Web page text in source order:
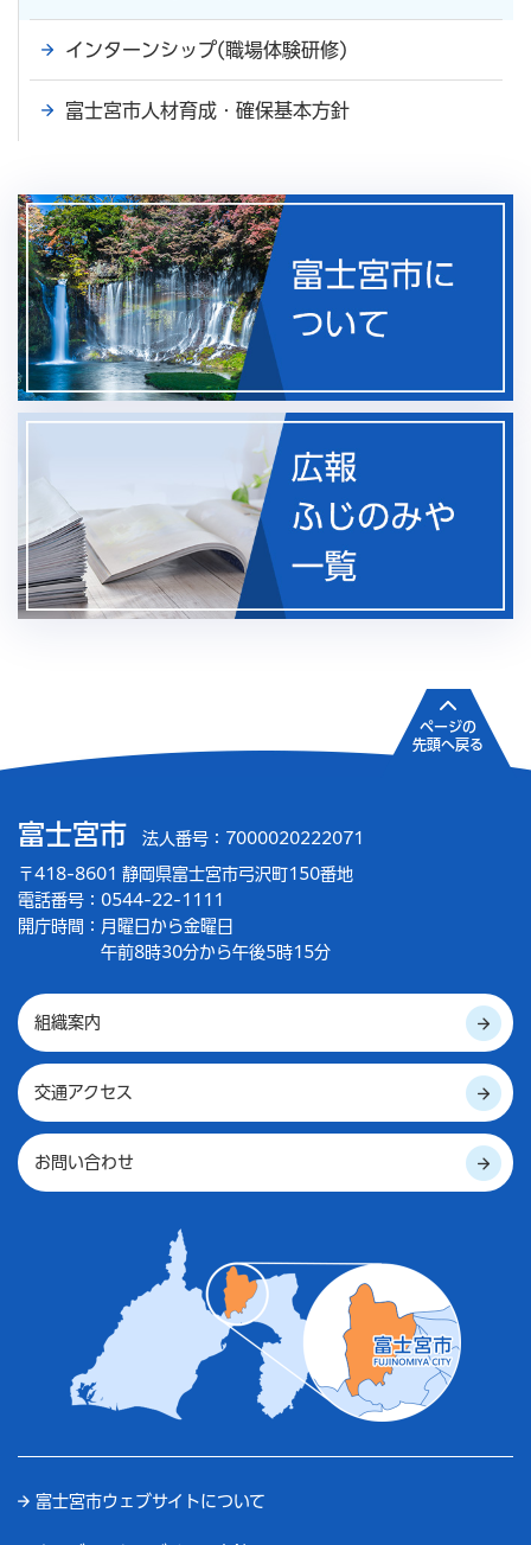
インターンシップ(職場体験研修)
富士宮市人材育成・確保基本方針
富士宮市 法人番号：7000020222071
〒418-8601 静岡県富士宮市弓沢町150番地
電話番号：0544-22-1111
開庁時間： 月曜日から金曜日
午前8時30分から午後5時15分
組織案内
交通アクセス
お問い合わせ
富士宮市ウェブサイトについて
ページの
先頭へ戻る